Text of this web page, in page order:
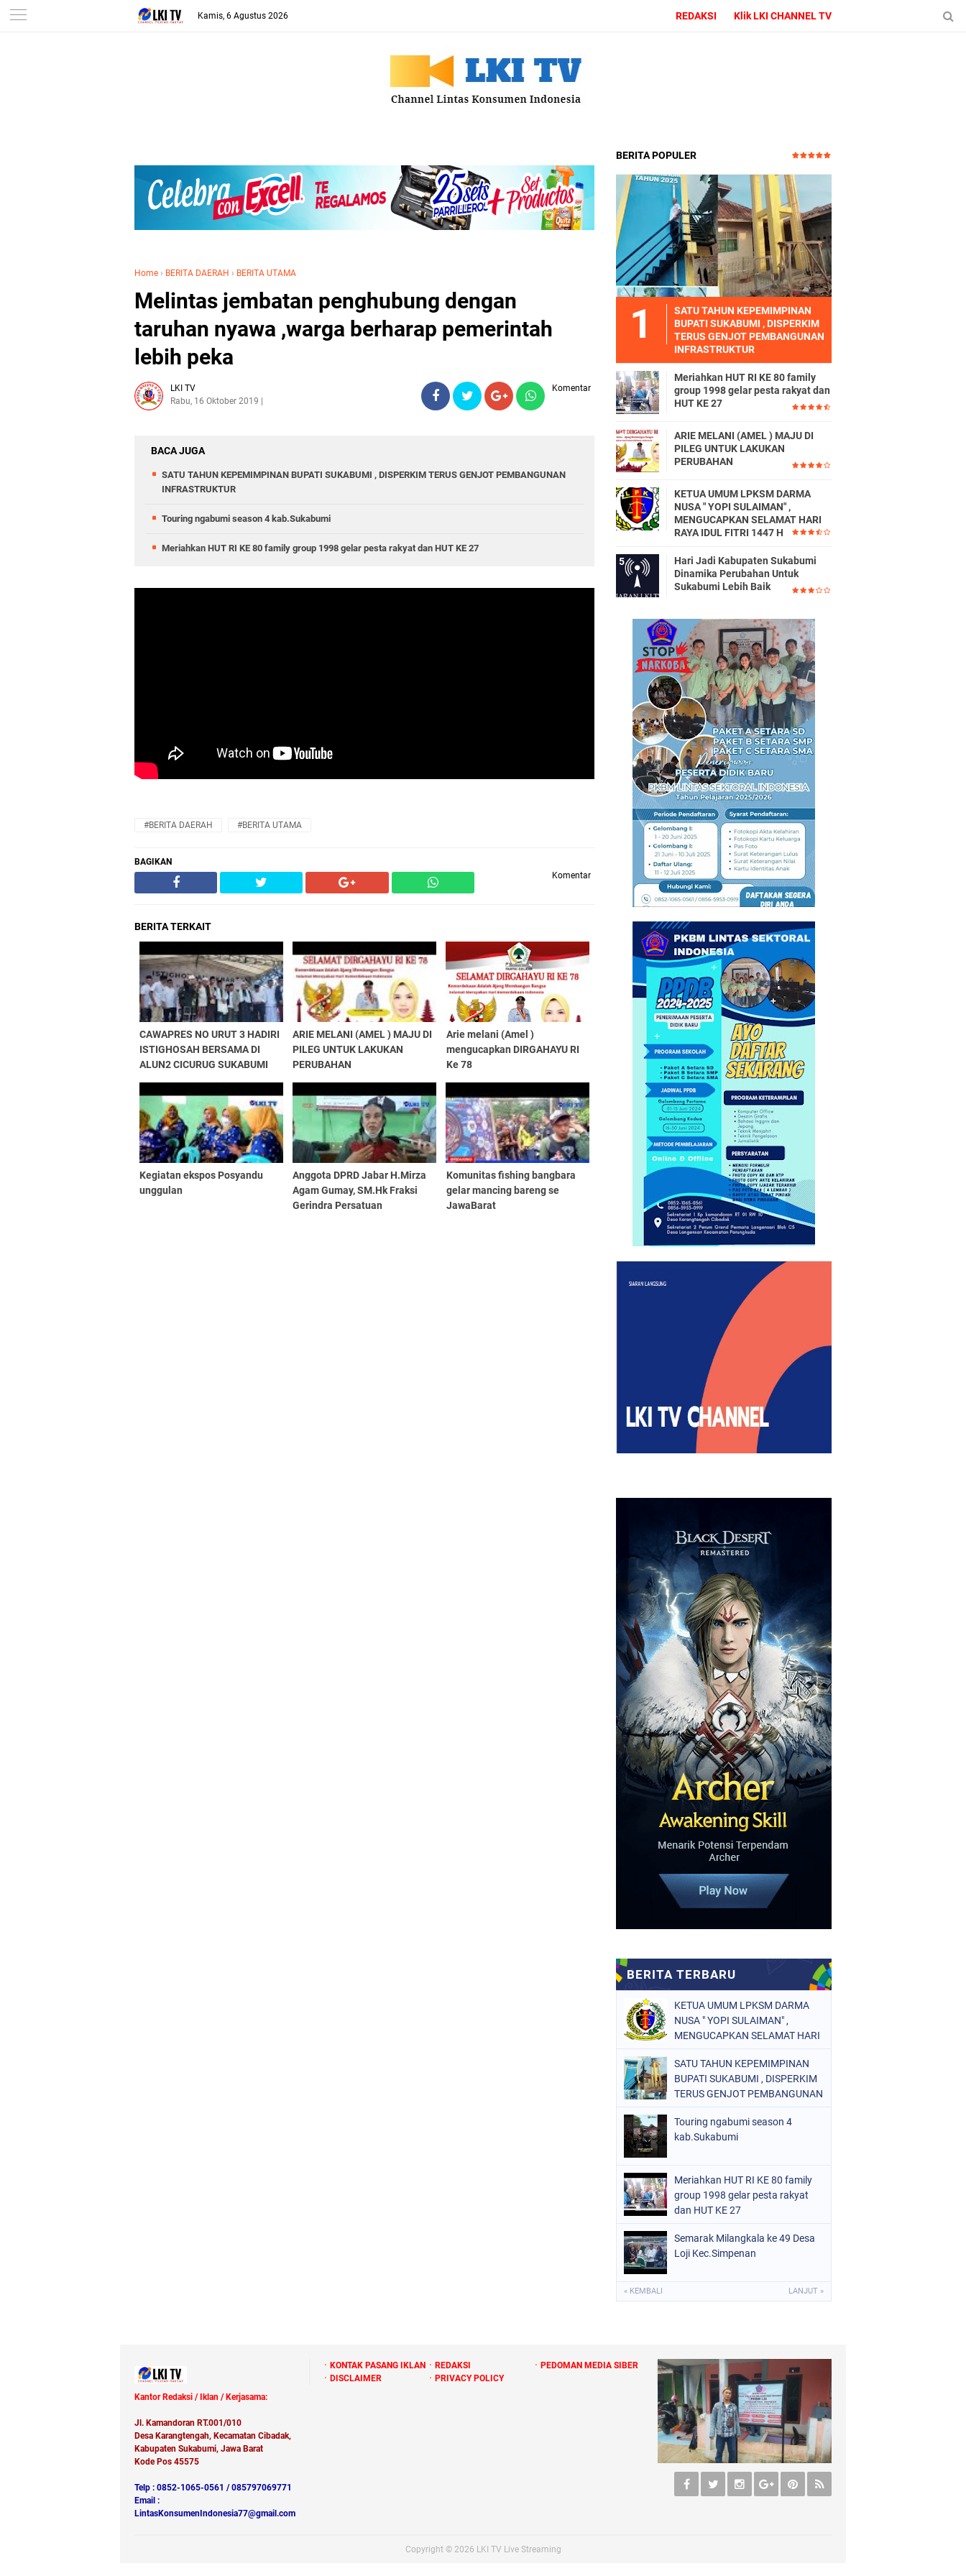
Kamis, 6 Agustus 2026 REDAKSI Klik LKI CHANNEL TV
Home › BERITA DAERAH › BERITA UTAMA
Melintas jembatan penghubung dengan
taruhan nyawa ,warga berharap pemerintah
lebih peka
LKI TV
Rabu, 16 Oktober 2019
Komentar
BACA JUGA
SATU TAHUN KEPEMIMPINAN BUPATI SUKABUMI , DISPERKIM TERUS GENJOT PEMBANGUNAN
INFRASTRUKTUR
Touring ngabumi season 4 kab.Sukabumi
Meriahkan HUT RI KE 80 family group 1998 gelar pesta rakyat dan HUT KE 27
#BERITA DAERAH #BERITA UTAMA
BAGIKAN
Komentar
BERITA TERKAIT
CAWAPRES NO URUT 3 HADIRI
ISTIGHOSAH BERSAMA DI
ALUN2 CICURUG SUKABUMI
ARIE MELANI (AMEL ) MAJU DI
PILEG UNTUK LAKUKAN
PERUBAHAN
Arie melani (Amel )
mengucapkan DIRGAHAYU RI
Ke 78
Kegiatan ekspos Posyandu
unggulan
Anggota DPRD Jabar H.Mirza
Agam Gumay, SM.Hk Fraksi
Gerindra Persatuan
Komunitas fishing bangbara
gelar mancing bareng se
JawaBarat
BERITA POPULER
SATU TAHUN KEPEMIMPINAN
BUPATI SUKABUMI , DISPERKIM
TERUS GENJOT PEMBANGUNAN
INFRASTRUKTUR
Meriahkan HUT RI KE 80 family
group 1998 gelar pesta rakyat dan
HUT KE 27
ARIE MELANI (AMEL ) MAJU DI
PILEG UNTUK LAKUKAN
PERUBAHAN
KETUA UMUM LPKSM DARMA
NUSA " YOPI SULAIMAN" ,
MENGUCAPKAN SELAMAT HARI
RAYA IDUL FITRI 1447 H
Hari Jadi Kabupaten Sukabumi
Dinamika Perubahan Untuk
Sukabumi Lebih Baik
KETUA UMUM LPKSM DARMA
NUSA " YOPI SULAIMAN" ,
MENGUCAPKAN SELAMAT HARI
SATU TAHUN KEPEMIMPINAN
BUPATI SUKABUMI , DISPERKIM
TERUS GENJOT PEMBANGUNAN
Touring ngabumi season 4
kab.Sukabumi
Meriahkan HUT RI KE 80 family
group 1998 gelar pesta rakyat
dan HUT KE 27
Semarak Milangkala ke 49 Desa
Loji Kec.Simpenan
« KEMBALI LANJUT »
Kantor Redaksi / Iklan / Kerjasama:
Jl. Kamandoran RT.001/010
Desa Karangtengah, Kecamatan Cibadak,
Kabupaten Sukabumi, Jawa Barat
Kode Pos 45575
Telp : 0852-1065-0561 / 085797069771
Email :
LintasKonsumenIndonesia77@gmail.com
KONTAK PASANG IKLAN REDAKSI
PEDOMAN MEDIA SIBER
DISCLAIMER
PRIVACY POLICY
Copyright © 2026 LKI TV Live Streaming